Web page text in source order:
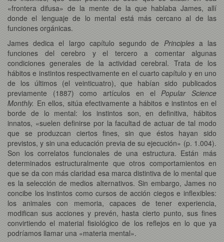
«frontera difusa» de la mente de la que hablaba James, allí
donde el lenguaje de lo mental está más cercano al de las
funciones orgánicas.
James dedica el largo capítulo segundo de Principlesa las
funciones del cerebro y el tercero a comentar algunas
condiciones generales de la actividad cerebral. Trata de los
hábitos e instintos respectivamente en el cuarto capítulo y en uno
de los últimos (el veinticuatro), que habían sido publicados
previamente (1887) como artículos en elPopular Science
Monthly. En ellos, sitúa efectivamente a hábitos e instintos en el
borde de lo mental: los instintos son, en definitiva, hábitos
innatos, «suelen definirse por la facultad de actuar de tal modo
que se produzcan ciertos fines, sin que éstos hayan sido
previstos, y sin una educación previa de su ejecución» (p. 1.004).
Son los correlatos funcionales de una estructura. Están más
determinados estructuralmente que otros comportamientos en
que se da con más claridad esa marca distintiva de lo mental que
es la selección de medios alternativos. Sin embargo, James no
concibe los instintos como cursos de acción ciegos e inflexibles:
los animales con memoria, capaces de tener experiencia,
modifican sus acciones y prevén, hasta cierto punto, sus fines
convirtiendo el material fisiológico de los reflejos en lo que ya
podríamos llamar una «materia mental».